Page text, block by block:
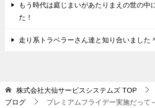
もう時代は庭じまいがあたりまえの世の中
た！
走り系トラベラーさん達と知り合いました
株式会社大仙サービスシステムズ TOP
ブログ
プレミアムフライデー実施だって